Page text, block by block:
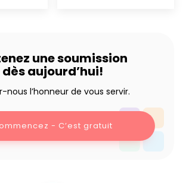
une soumission
dès aujourd’hui!
nous l’honneur de vous servir.
- C’est gratuit